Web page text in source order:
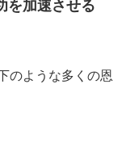
を加速させる
のような多くの恩